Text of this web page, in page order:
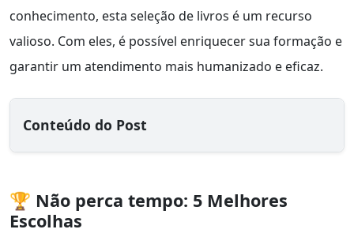
conhecimento, esta seleção de livros é um recurso
valioso. Com eles, é possível enriquecer sua formação e
garantir um atendimento mais humanizado e eficaz.
Conteúdo do Post
🏆 Não perca tempo: 5 Melhores
Escolhas